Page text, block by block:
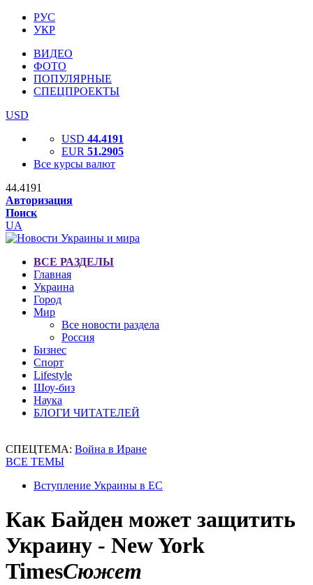
РУС
УКР
ВИДЕО
ФОТО
ПОПУЛЯРНЫЕ
СПЕЦПРОЕКТЫ
USD
USD 44.4191
EUR 51.2905
Все курсы валют
44.4191
Авторизация
Поиск
UA
ВСЕ РАЗДЕЛЫ
Главная
Украина
Город
Мир
Все новости раздела
Россия
Бизнес
Спорт
Lifestyle
Шоу-биз
Наука
БЛОГИ ЧИТАТЕЛЕЙ
СПЕЦТЕМА: Война в Иране
ВСЕ ТЕМЫ
Вступление Украины в ЕС
Как Байден может защитить
Украину - New York
TimesСюжет